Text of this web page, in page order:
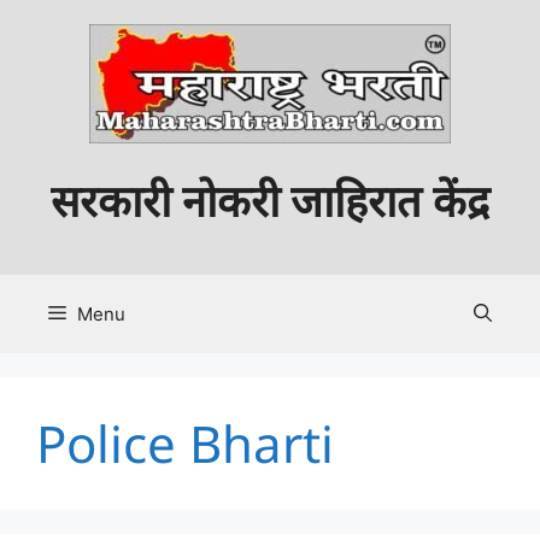
सरकारी नोकरी जाहिरात केंद्र
Menu
Police Bharti